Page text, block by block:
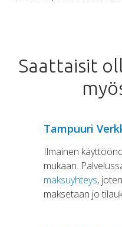
Saattaisit
Tampuuri
Ilmainen
mukaan.
maksuyhteys,
maksetaan jo